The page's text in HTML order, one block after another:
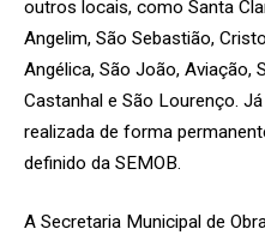
outros locais, como Santa
Angelim, São Sebastião,
Angélica, São João, Aviação,
Castanhal e São Lourenço.
realizada de forma
definido da SEMOB.
A Secretaria Municipal de